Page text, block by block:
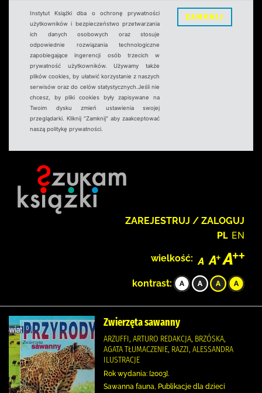
Instytut Książki dba o ochronę prywatności
użytkowników i bezpieczeństwo przetwarzania
ich danych osobowych oraz stosuje
odpowiednie rozwiązania technologiczne
zapobiegające ingerencji osób trzecich w
prywatność użytkowników. Używamy także
plików cookies, by ułatwić korzystanie z naszych
serwisów oraz do celów statystycznych.Jeśli nie
chcesz, by pliki cookies były zapisywane na
Twoim dysku zmień ustawienia swojej
przeglądarki. Kliknij "Zamknij" aby zaakceptować
naszą politykę prywatności.
ZAMKNIJ
ZAREJESTRUJ / ZALOGUJ
PL EN
wielkość:
kontrast:
Zwierzęta sawanny
ARZUFFI, ARTURO REDAKCJA, BRZÓSKA,
AGATA TŁUMACZENIE, RAZZI, ALESSANDRA
ILUSTRACJE
Rok wydania: [2003].
Sawanna fauna, Publikacje dla dzieci